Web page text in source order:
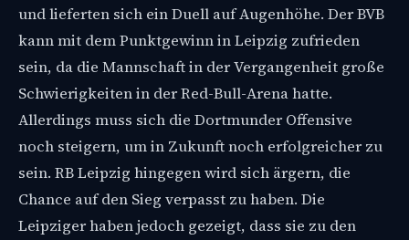
und lieferten sich ein Duell auf Augenhöhe. Der BVB
kann mit dem Punktgewinn in Leipzig zufrieden
sein, da die Mannschaft in der Vergangenheit große
Schwierigkeiten in der Red-Bull-Arena hatte.
Allerdings muss sich die Dortmunder Offensive
noch steigern, um in Zukunft noch erfolgreicher zu
sein. RB Leipzig hingegen wird sich ärgern, die
Chance auf den Sieg verpasst zu haben. Die
Leipziger haben jedoch gezeigt, dass sie zu den